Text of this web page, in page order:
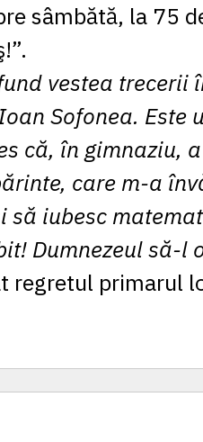
1 TRY
= 0.1141
1 UAH= 0.1048
sâmbătă, la 75
vestea trecerii
Sofonea. Este
că, în gimnaziu,
care m-a
să iubesc
Dumnezeul să-l
regretul primarul